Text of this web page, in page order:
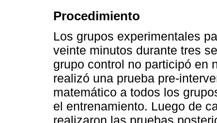
Procedimiento
Los grupos experimentales
veinte minutos durante tres
grupo control no participó en
realizó una prueba pre-
matemático a todos los
el entrenamiento. Luego de
realizaron las pruebas